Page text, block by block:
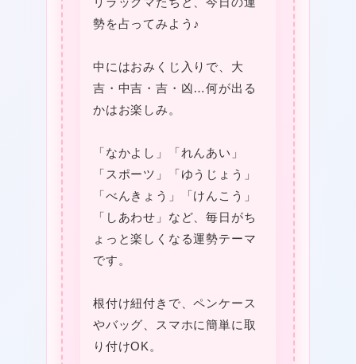
勢を占ってみよう♪
中にはおみくじ入りで、大
吉・中吉・吉・凶…何が出る
かはお楽しみ。
「なかよし」「れんあい」
「スポーツ」「ゆうじょう」
「べんきょう」「けんこう」
「しあわせ」など、毎日がち
ょっと楽しくなる運勢テーマ
です。
根付け紐付きで、ペンケース
やバッグ、スマホに簡単に取
り付けOK。
★